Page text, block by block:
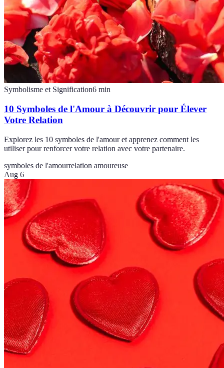
Symbolisme et Signification6 min
10 Symboles de l'Amour à Découvrir pour Élever
Votre Relation
Explorez les 10 symboles de l'amour et apprenez comment les
utiliser pour renforcer votre relation avec votre partenaire.
symboles de l'amourrelation amoureuse
Aug 6